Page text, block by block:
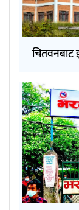
चितवनबाट